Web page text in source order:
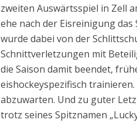
zweiten Auswärtsspiel in Zell
ehe nach der Eisreinigung
wurde dabei von der
Schnittverletzungen mit
die Saison damit beendet,
eishockeyspezifisch
abzuwarten. Und zu guter
trotz seines Spitznamen